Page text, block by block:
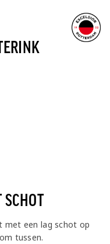
met een lag schot op
tussen.